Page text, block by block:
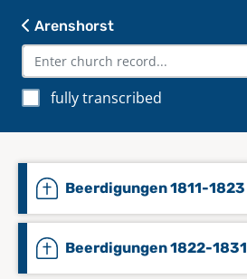
Arenshorst
fully transcribed
Beerdigungen 1811-1823
Beerdigungen 1822-1831